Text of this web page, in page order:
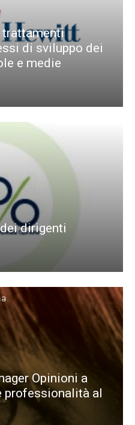
trattamenti
di sviluppo dei
e medie
dirigenti
Opinioni a
professionalità al